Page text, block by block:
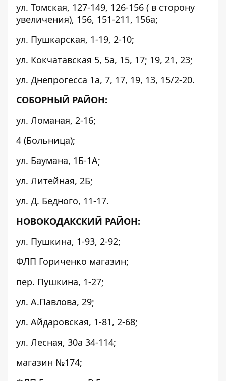
ул. Томская, 127-149, 126-156 ( в сторону
увеличения), 156, 151-211, 156а;
ул. Пушкарская, 1-19, 2-10;
ул. Кокчатавская 5, 5а, 15, 17; 19, 21, 23;
ул. Днепрогесса 1а, 7, 17, 19, 13, 15/2-20.
СОБОРНЫЙ РАЙОН:
ул. Ломаная, 2-16;
4 (Больница);
ул. Баумана, 1Б-1А;
ул. Литейная, 2Б;
ул. Д. Бедного, 11-17.
НОВОКОДАКСКИЙ РАЙОН:
ул. Пушкина, 1-93, 2-92;
ФЛП Гориченко магазин;
пер. Пушкина, 1-27;
ул. А.Павлова, 29;
ул. Айдаровская, 1-81, 2-68;
ул. Лесная, 30а 34-114;
магазин №174;